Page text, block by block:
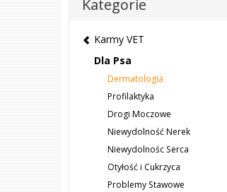
Kategorie
Karmy VET
Dla Psa
Dermatologia
Profilaktyka
Drogi Moczowe
Niewydolność Nerek
Niewydolnośc Serca
Otyłość i Cukrzyca
Problemy Stawowe